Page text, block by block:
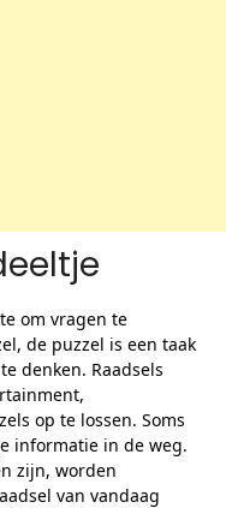
om vragen te
de puzzel is een taak
denken. Raadsels
op te lossen. Soms
informatie in de weg.
zijn, worden
van vandaag